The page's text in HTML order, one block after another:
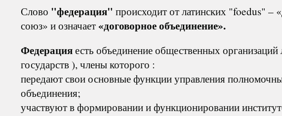
Слово "федерация" происходит от латинских "foedus"
союз» и означает«договорное объединение».
Федерацияесть объединение общественных
государств ), члены которого :
передают свои основные функции управления
объединения;
участвуют в формировании и функционировании